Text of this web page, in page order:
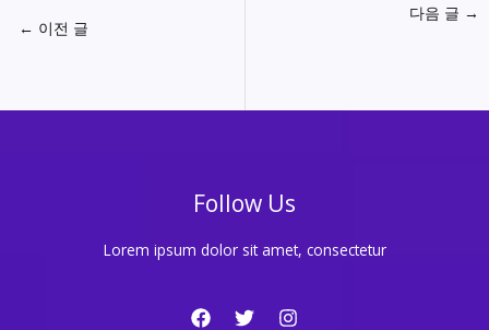
← 이전 글
다음 글 →
Follow Us
Lorem ipsum dolor sit amet, consectetur